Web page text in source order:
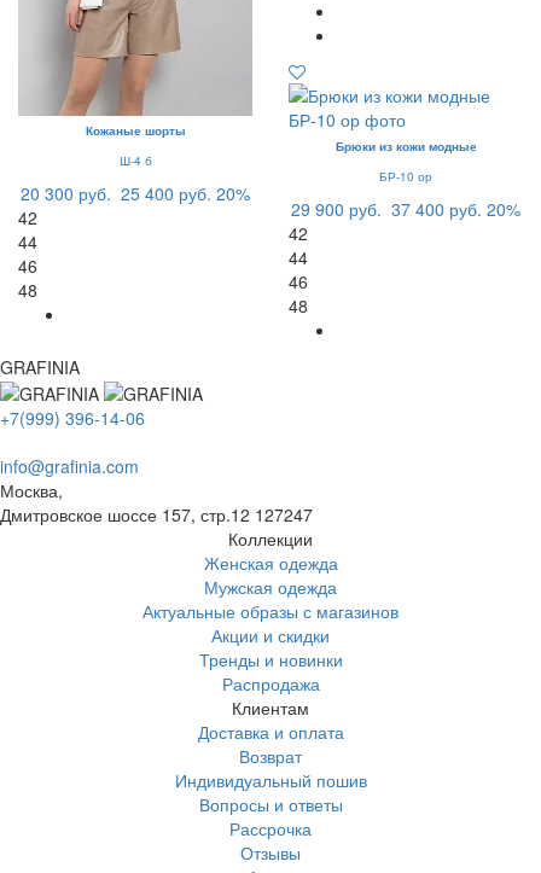
Кожаные шорты
Ш-4 б
20 300 руб. 25 400 руб. 20%
42
44
46
48
Брюки из кожи модные
БР-10 ор
29 900 руб. 37 400 руб. 20%
42
44
46
48
GRAFINIA
+7(999) 396-14-06
info@grafinia.com
Москва,
Дмитровское шоссе 157, стр.12 127247
Коллекции
Женская одежда
Мужская одежда
Актуальные образы с магазинов
Акции и скидки
Тренды и новинки
Распродажа
Клиентам
Доставка и оплата
Возврат
Индивидуальный пошив
Вопросы и ответы
Рассрочка
Отзывы